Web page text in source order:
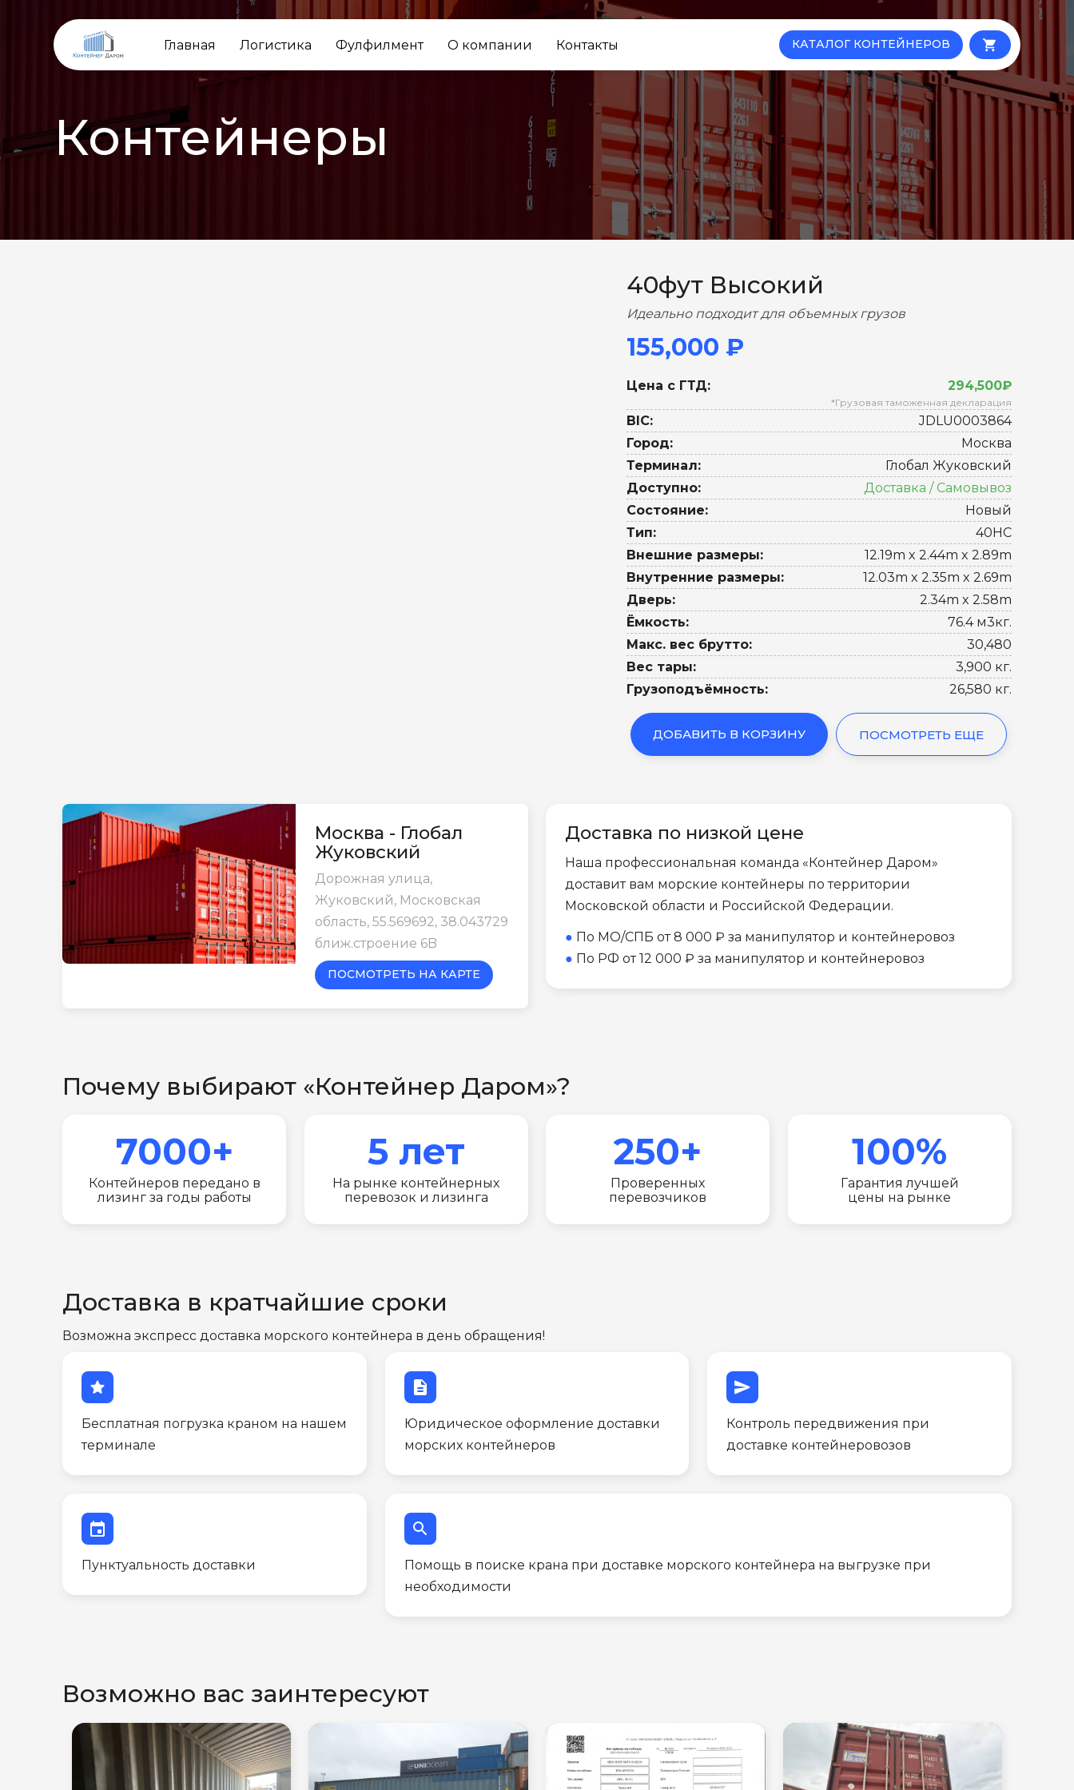
Главная Логистика Фулфилмент О компании Контакты КАТАЛОГ КОНТЕЙНЕРОВ local_grocery_store
Контейнеры
40фут Высокий
Идеально подходит для объемных грузов
155,000 ₽
Цена с ГТД: 294,500₽
*Грузовая таможенная декларация
BIC:
JDLU0003864
Город:
Москва
Терминал:
Глобал Жуковский
Доступно:
Доставка / Самовывоз
Состояние:
Новый
Тип:
40HC
Внешние размеры:
12.19m x 2.44m x 2.89m
Внутренние размеры:
12.03m x 2.35m x 2.69m
Дверь:
2.34m x 2.58m
Ёмкость:
76.4 м3кг.
Макс. вес брутто:
30,480
Вес тары:
3,900 кг.
Грузоподъёмность:
26,580 кг.
ДОБАВИТЬ В КОРЗИНУ ПОСМОТРЕТЬ ЕЩЕ
Москва - Глобал
Жуковский
Дорожная улица,
Жуковский, Московская
область, 55.569692, 38.043729
ближ.строение 6B
ПОСМОТРЕТЬ НА КАРТЕ
Доставка по низкой цене
Наша профессиональная команда «Контейнер Даром»
доставит вам морские контейнеры по территории
Московской области и Российской Федерации.
● По МО/СПБ от 8 000 ₽ за манипулятор и контейнеровоз
● По РФ от 12 000 ₽ за манипулятор и контейнеровоз
Почему выбирают «Контейнер Даром»?
7000+
Контейнеров передано в
лизинг за годы работы
5 лет
На рынке контейнерных
перевозок и лизинга
250+
Проверенных
перевозчиков
100%
Гарантия лучшей
цены на рынке
Доставка в кратчайшие сроки
Возможна экспресс доставка морского контейнера в день обращения!
star
Бесплатная погрузка краном на нашем
терминале
description
Юридическое оформление доставки
морских контейнеров
send
Контроль передвижения при
доставке контейнеровозов
event
Пунктуальность доставки
search
Помощь в поиске крана при доставке морского контейнера на выгрузке при
необходимости
Возможно вас заинтересуют